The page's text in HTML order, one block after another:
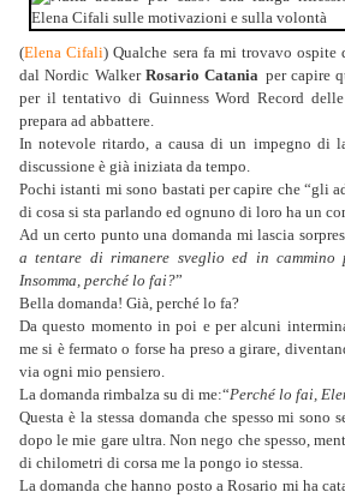
(Elena Cifali) Qualche sera fa mi trovavo
dal Nordic Walker Rosario Catania per capire
per il tentativo di Guinness Word Record
prepara ad abbattere.
In notevole ritardo, a causa di un impegno di
discussione è già iniziata da tempo.
Pochi istanti mi sono bastati per capire che “gli
di cosa si sta parlando ed ognuno di loro ha un
Ad un certo punto una domanda mi lascia
a tentare di rimanere sveglio ed in cammino
Insomma, perché lo fai?”
Bella domanda! Già, perché lo fa?
Da questo momento in poi e per alcuni
me si è fermato o forse ha preso a girare,
via ogni mio pensiero.
La domanda rimbalza su di me:“Perché lo fai,
Questa è la stessa domanda che spesso mi sono
dopo le mie gare ultra. Non nego che spesso,
di chilometri di corsa me la pongo io stessa.
La domanda che hanno posto a Rosario mi ha